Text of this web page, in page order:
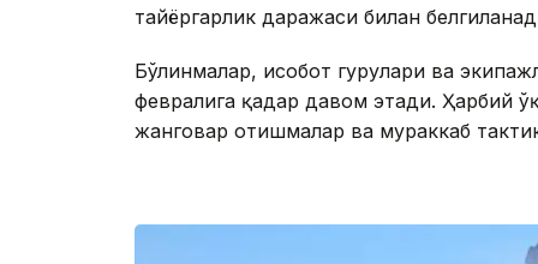
тайёргарлик даражаси билан
Бўлинмалар, ҳисобот гуруҳлари ва
февралига қадар давом этади. Ҳарбий
жанговар отишмалар ва мураккаб